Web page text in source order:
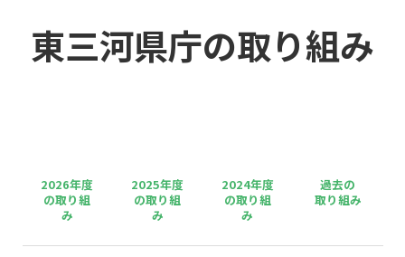
東三河県庁の取り組み
2026年度
の取り組
み
2025年度
の取り組
み
2024年度
の取り組
み
過去の
取り組み